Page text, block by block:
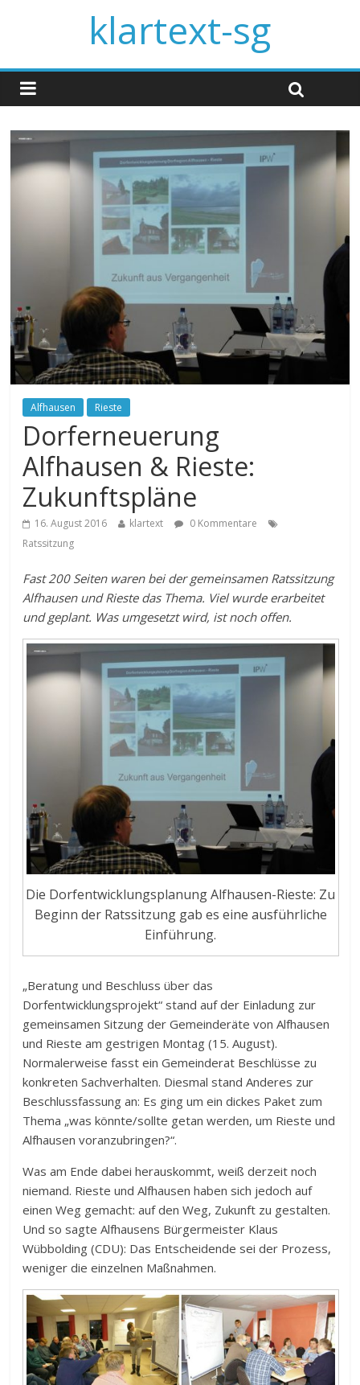
klartext-sg
Alfhausen Rieste
Dorferneuerung
Alfhausen & Rieste:
Zukunftspläne
16. August 2016 klartext
0 Kommentare
Ratssitzung
Fast 200 Seiten waren bei der gemeinsamen Ratssitzung
Alfhausen und Rieste das Thema. Viel wurde erarbeitet
und geplant. Was umgesetzt wird, ist noch offen.
Die Dorfentwicklungsplanung Alfhausen-Rieste: Zu
Beginn der Ratssitzung gab es eine ausführliche
Einführung.
„Beratung und Beschluss über das
Dorfentwicklungsprojekt“ stand auf der Einladung zur
gemeinsamen Sitzung der Gemeinderäte von Alfhausen
und Rieste am gestrigen Montag (15. August).
Normalerweise fasst ein Gemeinderat Beschlüsse zu
konkreten Sachverhalten. Diesmal stand Anderes zur
Beschlussfassung an: Es ging um ein dickes Paket zum
Thema „was könnte/sollte getan werden, um Rieste und
Alfhausen voranzubringen?“.
Was am Ende dabei herauskommt, weiß derzeit noch
niemand. Rieste und Alfhausen haben sich jedoch auf
einen Weg gemacht: auf den Weg, Zukunft zu gestalten.
Und so sagte Alfhausens Bürgermeister Klaus
Wübbolding (CDU): Das Entscheidende sei der Prozess,
weniger die einzelnen Maßnahmen.